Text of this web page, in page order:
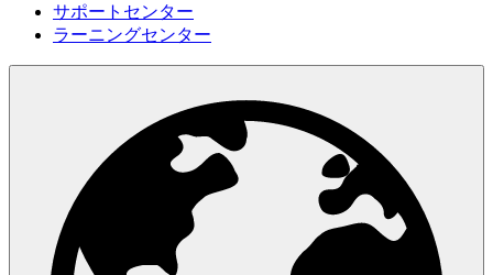
サポートセンター
ラーニングセンター